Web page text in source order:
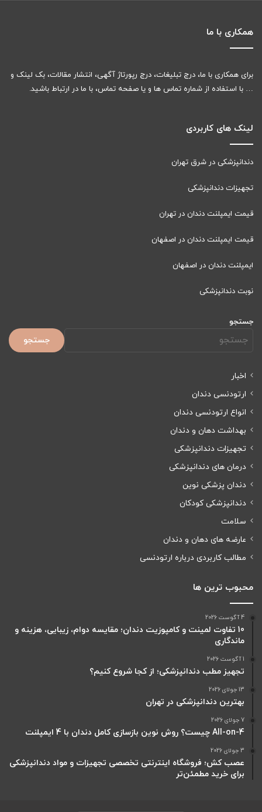
همکاری با ما
برای همکاری با ما، درج تبلیغات، درج رپورتاژ آگهی، انتشار مقالات، بک لینک و
… با استفاده از شماره تماس ها و یا صفحه تماس، با ما در ارتباط باشید.
لینک های کاربردی
دندانپزشکی در شرق تهران
تجهیزات دندانپزشکی
قیمت ایمپلنت دندان در تهران
قیمت ایمپلنت دندان در اصفهان
ایمپلنت دندان در اصفهان
نوبت دندانپزشکی
جستجو
جستجو
اخبار
ارتودنسی دندان
انواع ارتودنسی دندان
بهداشت دهان و دندان
تجهیزات دندانپزشکی
درمان های دندانپزشکی
دندان پزشکی نوین
دندانپزشکی کودکان
سلامت
عارضه های دهان و دندان
مطالب کاربردی درباره ارتودنسی
محبوب ترین ها
4 آگوست 2026
10 تفاوت لمینت و کامپوزیت دندان؛ مقایسه دوام، زیبایی، هزینه و
ماندگاری
1 آگوست 2026
تجهیز مطب دندانپزشکی؛ از کجا شروع کنیم؟
13 جولای 2026
بهترین دندانپزشکی در تهران
7 جولای 2026
All-on-4 چیست؟ روش نوین بازسازی کامل دندان با 4 ایمپلنت
3 جولای 2026
عصب کش؛ فروشگاه اینترنتی تخصصی تجهیزات و مواد دندانپزشکی
برای خرید مطمئن‌تر